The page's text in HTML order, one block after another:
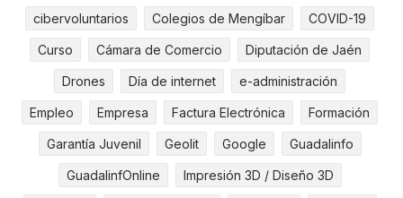
cibervoluntarios Colegios de Mengíbar COVID-19
Curso Cámara de Comercio Diputación de Jaén
Drones Día de internet e-administración
Empleo Empresa Factura Electrónica Formación
Garantía Juvenil Geolit Google Guadalinfo
GuadalinfOnline Impresión 3D / Diseño 3D